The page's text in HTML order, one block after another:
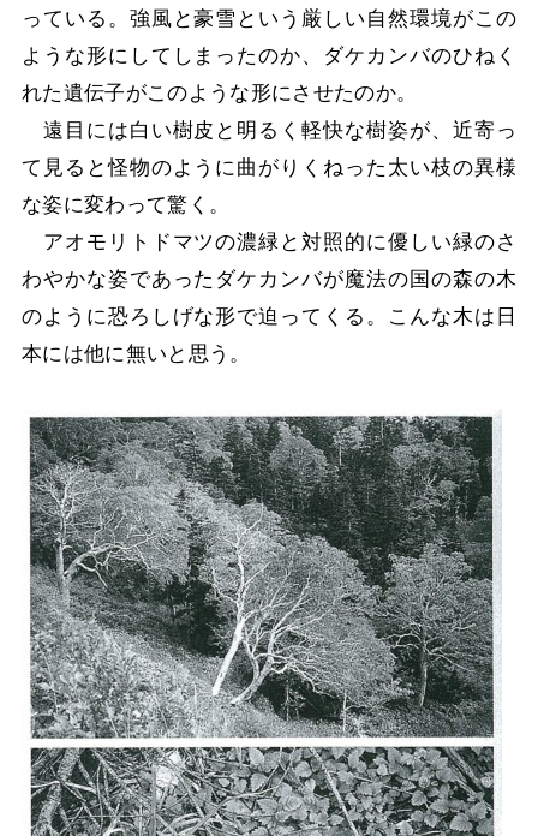
っている。強風と豪雪という厳しい自然環境がこの
ような形にしてしまったのか、ダケカンバのひねく
れた遺伝子がこのような形にさせたのか。
遠目には白い樹皮と明るく軽快な樹姿が、近寄っ
て見ると怪物のように曲がりくねった太い枝の異様
な姿に変わって驚く。
アオモリトドマツの濃緑と対照的に優しい緑のさ
わやかな姿であったダケカンバが魔法の国の森の木
のように恐ろしげな形で迫ってくる。こんな木は日
本には他に無いと思う。